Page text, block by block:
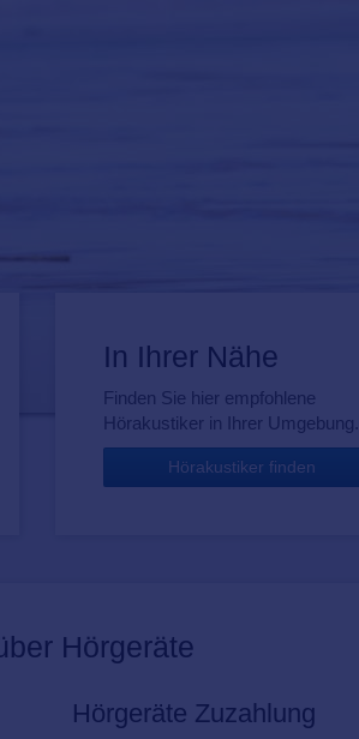
In Ihrer Nähe
Finden Sie hier empfohlene
Hörakustiker in Ihrer Umgebung.
Hörakustiker finden
Hörgeräte
Hörgeräte Zuzahlung